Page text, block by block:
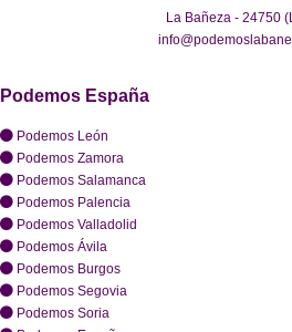
La Bañeza - 24750
Podemos España
Podemos León
Podemos Zamora
Podemos Salamanca
Podemos Palencia
Podemos Valladolid
Podemos Ávila
Podemos Burgos
Podemos Segovia
Podemos Soria